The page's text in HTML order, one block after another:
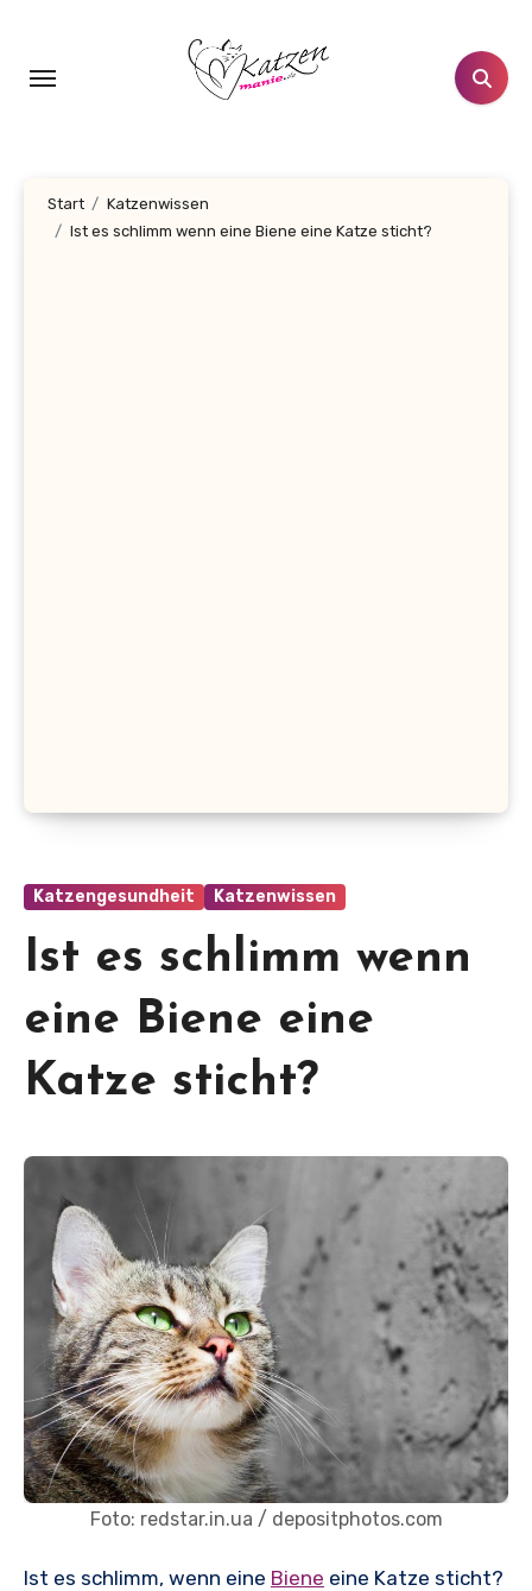
springen
Start
Katzenwissen
Ist es schlimm wenn eine Biene eine Katze sticht?
Katzengesundheit Katzenwissen
Ist es schlimm wenn
eine Biene eine
Katze sticht?
Foto: redstar.in.ua / depositphotos.com
Ist es schlimm, wenn eine Biene eine Katze sticht?